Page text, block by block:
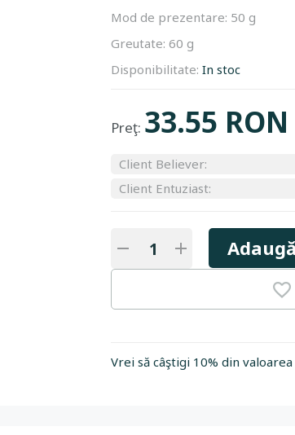
Mod de prezentare: 50 g
Greutate: 60 g
Disponibilitate: In stoc
Preţ: 33.55 RON
Client Believer:
Client Entuziast:
Vrei să câştigi 10% din